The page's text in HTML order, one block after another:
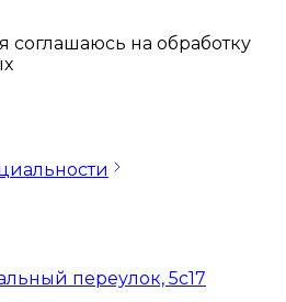
соглашаюсь на обработку
переулок, 5с17